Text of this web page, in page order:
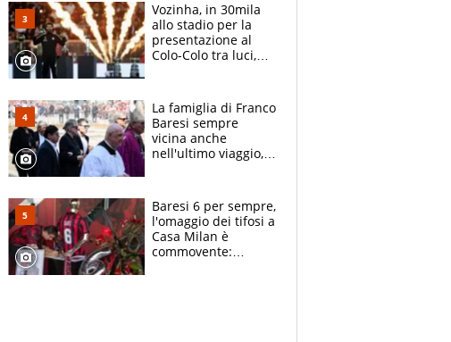
Vozinha, in 30mila
allo stadio per la
presentazione al
Colo-Colo tra luci,
La famiglia di Franco
Baresi sempre
vicina anche
nell'ultimo viaggio,
circondati
dall'affetto dei tifosi
Baresi 6 per sempre,
l'omaggio dei tifosi a
Casa Milan è
commovente: